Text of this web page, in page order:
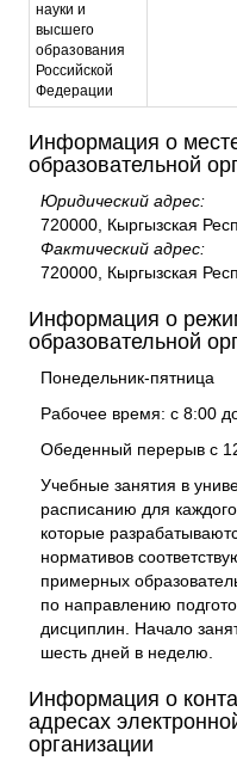
науки и
высшего
образования
Российской
Федерации
Информация о
образовательной
Юридический адрес:
720000, Кыргызская
Фактический адрес:
720000, Кыргызская
Информация о
образовательной
Понедельник-пятница
Рабочее время: с 8:00
Обеденный перерыв с
Учебные занятия в
расписанию для
которые
нормативов
примерных
по направлению
дисциплин. Начало
шесть дней в неделю.
Информация о
адресах
организации